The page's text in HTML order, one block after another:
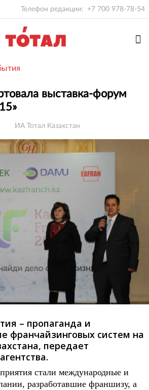
Телефон редакции: +7 700 978-78-54
выставка-форум
ИА Тотал Казахстан
– пропаганда и
франчайзинговых систем на
передает
стали международные и
разработавшие франшизу, а